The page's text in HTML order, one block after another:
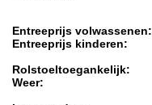
Entreeprijs volwassenen:
Entreeprijs kinderen:
Rolstoeltoegankelijk:
Weer: